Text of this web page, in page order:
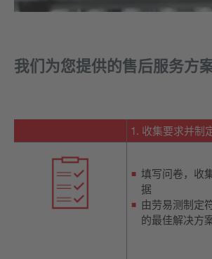
我们为您提供的售后服务方
1. 收集要求并制
填写问卷，收
据
由劳易测制定
的最佳解决方